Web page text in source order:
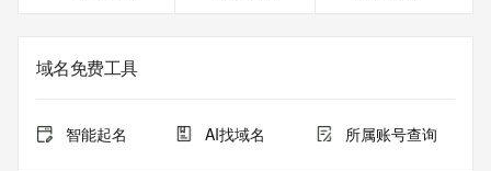
域名免费工具
智能起名 AI找域名 所属账号查询